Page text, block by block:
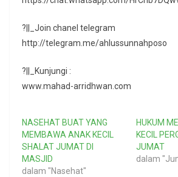
?||_Join chanel telegram
http://telegram.me/ahlussunnahposo
?||_Kunjungi :
www.mahad-arridhwan.com
NASEHAT BUAT YANG
MEMBAWA ANAK KECIL
SHALAT JUMAT DI
MASJID
dalam "Nasehat"
HUKUM
KECIL
JUMAT
dalam